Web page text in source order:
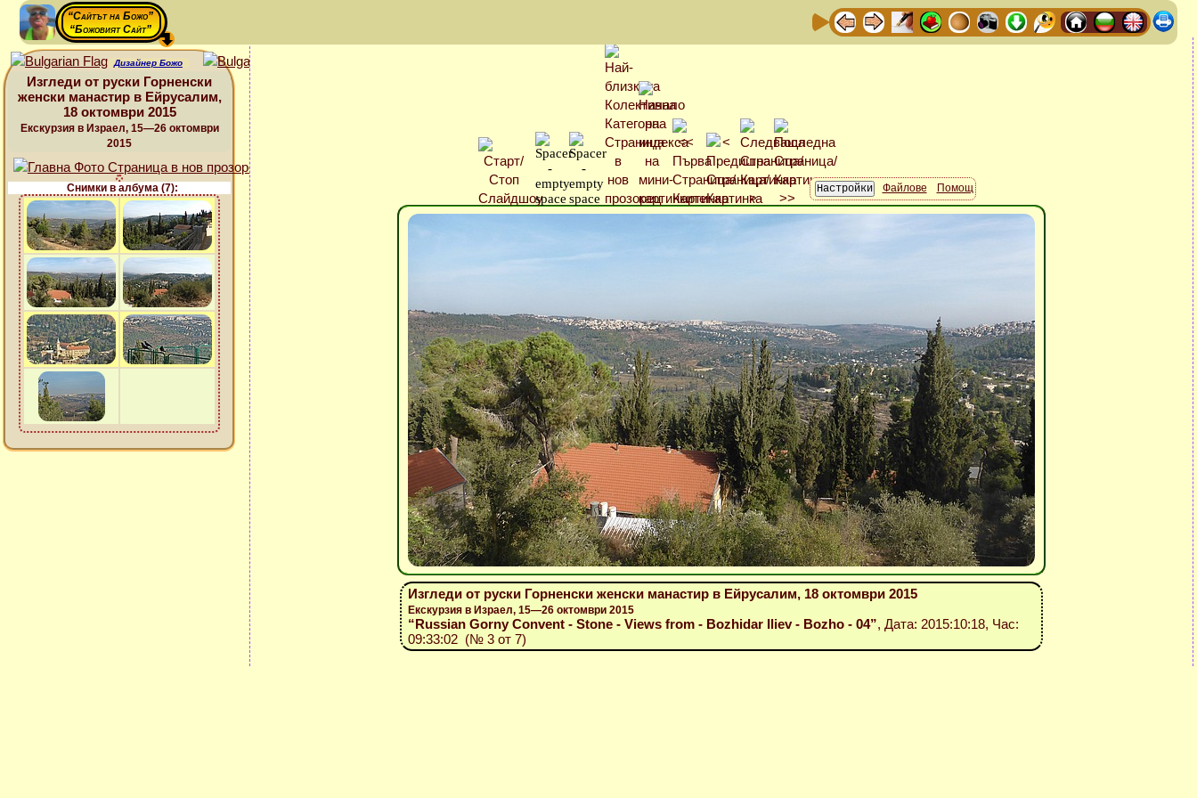
“Сайтът на Божо”
“Божовият Сайт”
Дизайнер Божо
Изгледи от руски Горненски
женски манастир в Ейрусалим,
18 октомври 2015
Екскурзия в Израел, 15—26 октомври
2015
Снимки в албума (7): Файлове Помощ
Изгледи от руски Горненски женски манастир в Ейрусалим, 18 октомври 2015
Екскурзия в Израел, 15—26 октомври 2015
“Russian Gorny Convent - Stone - Views from - Bozhidar Iliev - Bozho - 04”, Дата: 2015:10:18, Час:
09:33:02 (№ 3 от 7)